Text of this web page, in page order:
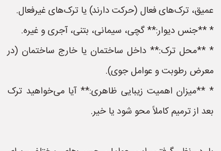
عمیق، ترک‌های فعال (حرکت دارند) یا ترک‌های غیرفعال.
* **جنس دیوار:** گچی، سیمانی، بتنی، آجری و غیره.
* **محل ترک:** داخل ساختمان یا خارج ساختمان (در
معرض رطوبت و عوامل جوی).
* **میزان اهمیت زیبایی ظاهری:** آیا می‌خواهید ترک
بعد از ترمیم کاملاً محو شود یا خیر.